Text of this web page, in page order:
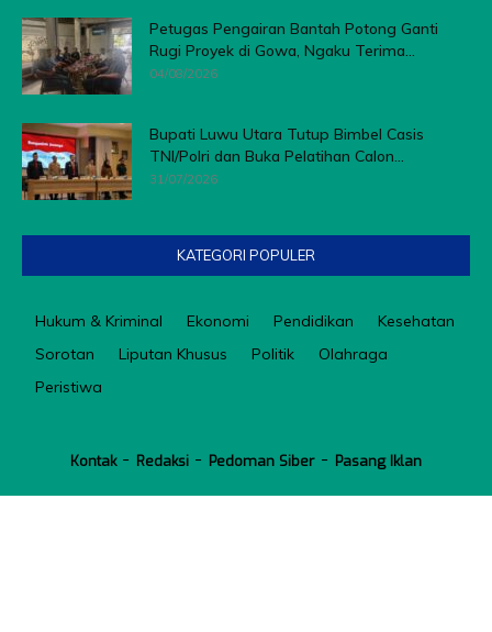
Petugas Pengairan Bantah Potong Ganti
Rugi Proyek di Gowa, Ngaku Terima...
04/08/2026
Bupati Luwu Utara Tutup Bimbel Casis
TNI/Polri dan Buka Pelatihan Calon...
31/07/2026
KATEGORI POPULER
Hukum & Kriminal Ekonomi Pendidikan
Kesehatan
Sorotan
Liputan Khusus Politik
Olahraga
Peristiwa
Kontak Redaksi Pedoman Siber Pasang Iklan